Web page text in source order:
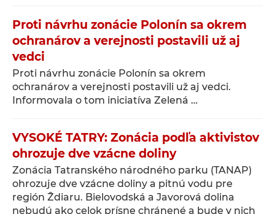
Proti návrhu zonácie Polonín sa okrem
ochranárov a verejnosti postavili už aj
vedci
Proti návrhu zonácie Polonín sa okrem
ochranárov a verejnosti postavili už aj vedci.
Informovala o tom iniciatíva Zelená …
VYSOKÉ TATRY: Zonácia podľa aktivistov
ohrozuje dve vzácne doliny
Zonácia Tatranského národného parku (TANAP)
ohrozuje dve vzácne doliny a pitnú vodu pre
región Ždiaru. Bielovodská a Javorová dolina
nebudú ako celok prísne chránené a bude v nich